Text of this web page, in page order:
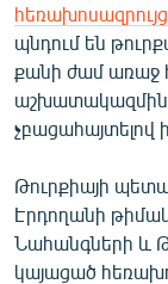
ՁԳՏԵԼՈՎ
ՓՈԴՔԱՍԹ
Հայերեն
Русский
ՀԵՏԵՎԵՔ ՄԵԶ
պնդում են
քանի ժամ առաջ
աշխատակազմին
չբացահայտելով
Թուրքիայի
Էրդողանի
Նահանգների և
կայացած